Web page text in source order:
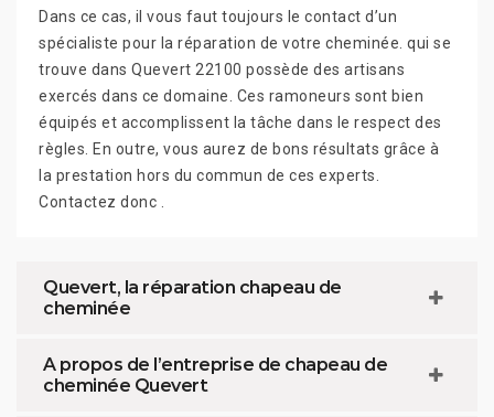
Dans ce cas, il vous faut toujours le contact d’un
spécialiste pour la réparation de votre cheminée. qui se
trouve dans Quevert 22100 possède des artisans
exercés dans ce domaine. Ces ramoneurs sont bien
équipés et accomplissent la tâche dans le respect des
règles. En outre, vous aurez de bons résultats grâce à
la prestation hors du commun de ces experts.
Contactez donc .
Quevert, la réparation chapeau de
cheminée
A propos de l’entreprise de chapeau de
cheminée Quevert